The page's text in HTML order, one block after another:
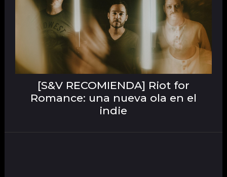
[S&V RECOMIENDA] Riot for
Romance: una nueva ola en el
indie